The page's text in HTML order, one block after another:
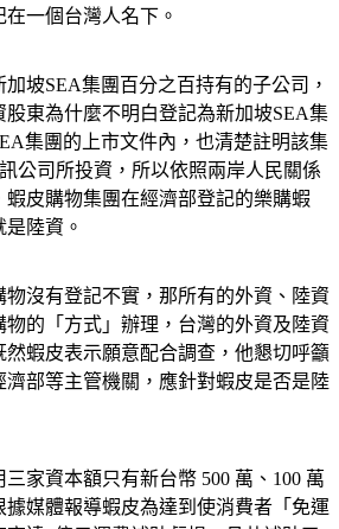
一個台灣人名下。
坡SEA集團百分之百持有的子公司，
東為什麼不明白登記為新加坡SEA集
集團的上市文件內，也清楚註明該集
公司所投資，所以依照兩岸人民關係
皮購物集團在經濟部登記的樂購蝦
陸資。
沒有登記不實，那所有的外資、陸資
的「方式」辦理，台灣的外資及陸資
蝦皮表示願意配合調查，他懇切呼籲
部等主管機關，應針對蝦皮是否是陸
家資本額只有新台幣 500 萬、100 萬
媒體報導蝦皮為達到使消費者「免運